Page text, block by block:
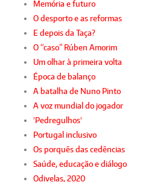
Memória e futuro
O desporto e as reformas
E depois da Taça?
O “caso” Rúben Amorim
Um olhar à primeira volta
Época de balanço
A batalha de Nuno Pinto
A voz mundial do jogador
'Pedregulhos'
Portugal inclusivo
Os porquês das cedências
Saúde, educação e diálogo
Odivelas, 2020